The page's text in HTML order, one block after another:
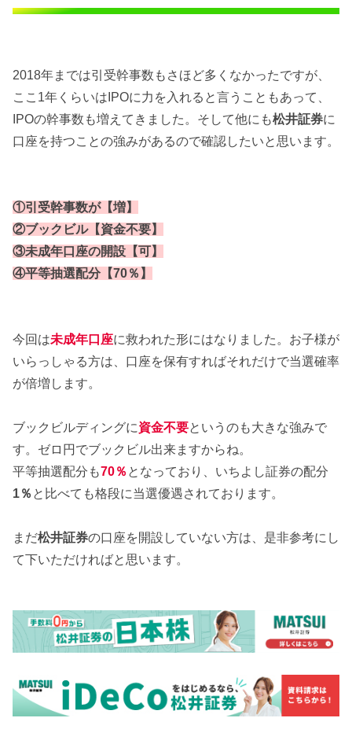
2018年までは引受幹事数もさほど多くなかったですが、
ここ1年くらいはIPOに力を入れると言うこともあって、
IPOの幹事数も増えてきました。そして他にも松井証券に
口座を持つことの強みがあるので確認したいと思います。
①引受幹事数が【増】
②ブックビル【資金不要】
③未成年口座の開設【可】
④平等抽選配分【70％】
今回は未成年口座に救われた形にはなりました。お子様が
いらっしゃる方は、口座を保有すればそれだけで当選確率
が倍増します。
ブックビルディングに資金不要というのも大きな強みで
す。ゼロ円でブックビル出来ますからね。
平等抽選配分も70％ となっており、いちよし証券の配分
1％ と比べても格段に当選優遇されております。
まだ松井証券の口座を開設していない方は、是非参考にし
て下いただければと思います。